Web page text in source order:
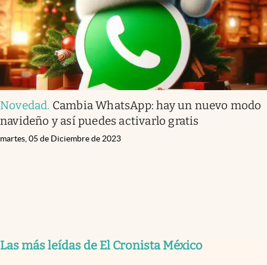
Novedad. Cambia WhatsApp: hay un nuevo modo
navideño y así puedes activarlo gratis
martes, 05 de Diciembre de 2023
Las más leídas de El Cronista México